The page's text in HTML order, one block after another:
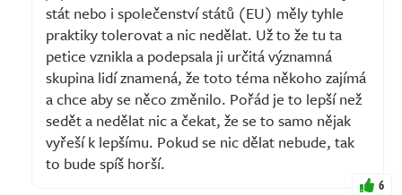
stát nebo i společenství států (EU) měly tyhle
praktiky tolerovat a nic nedělat. Už to že tu ta
petice vznikla a podepsala ji určitá významná
skupina lidí znamená, že toto téma někoho zajímá
a chce aby se něco změnilo. Pořád je to lepší než
sedět a nedělat nic a čekat, že se to samo nějak
vyřeší k lepšímu. Pokud se nic dělat nebude, tak
to bude spíš horší.
6